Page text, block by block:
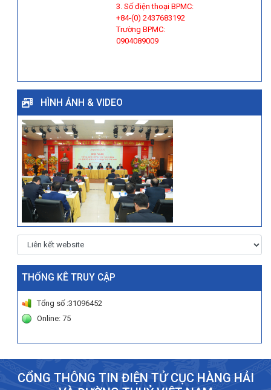
3. Số điện thoại BPMC:
+84-(0) 2437683192
Trường BPMC:
0904089009
HÌNH ẢNH & VIDEO
THỐNG KÊ TRUY CẬP
Tổng số :31096452
Online: 75
CỔNG THÔNG TIN ĐIỆN TỬ CỤC HÀNG HẢI